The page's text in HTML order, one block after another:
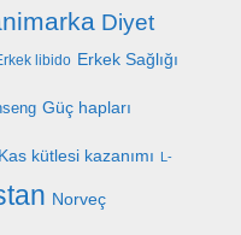
Diyet
libido Erkek Sağlığı
Güç hapları
Kas kütlesi kazanımı L-
Norveç